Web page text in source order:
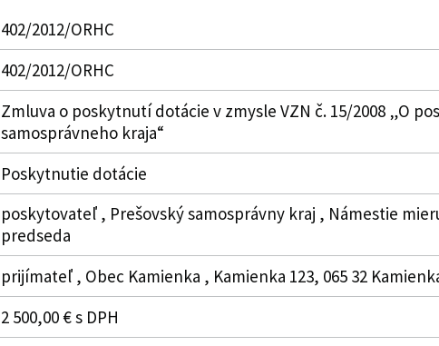
402/2012/ORHC
402/2012/ORHC
Zmluva o poskytnutí dotácie v zmysle VZN č. 15/2008 „O
samosprávneho kraja“
Poskytnutie dotácie
poskytovateľ , Prešovský samosprávny kraj , Námestie
predseda
prijímateľ , Obec Kamienka , Kamienka 123, 065 32
2 500,00 € s DPH